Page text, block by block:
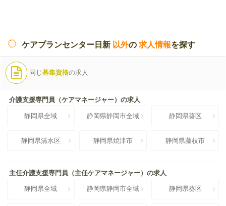
ケアプランセンター日新 以外の 求人情報を探す
同じ募集資格の求人
介護支援専門員（ケアマネージャー）の求人
静岡県全域 静岡県静岡市全域 静岡県葵区
静岡県清水区 静岡県焼津市 静岡県藤枝市
主任介護支援専門員（主任ケアマネージャー）の求人
静岡県全域 静岡県静岡市全域 静岡県葵区